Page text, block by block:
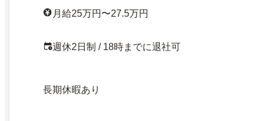
月給25万円〜27.5万円
週休2日制 / 18時までに退社可
長期休暇あり